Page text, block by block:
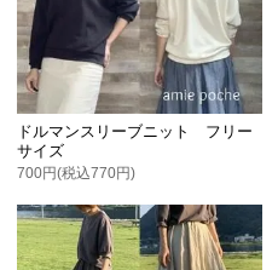
ドルマンスリーブニット フリー
サイズ
700円(税込770円)